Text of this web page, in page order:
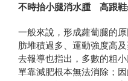
不時抬小腿消水腫 高跟
一般來說，形成蘿蔔腿的
肪堆積過多、運動強度高
去報導也指出，多數的粗
單靠減肥根本無法消除；